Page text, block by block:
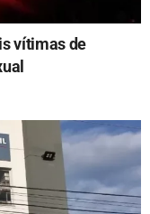
vítimas de